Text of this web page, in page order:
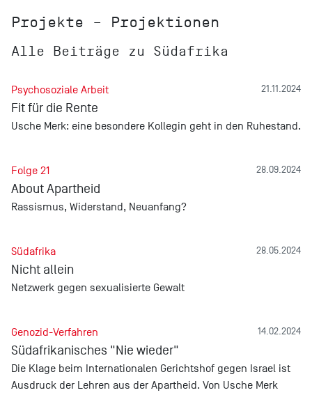
Projekte – Projektionen
Alle Beiträge zu Südafrika
21.11.2024
Psychosoziale Arbeit
Fit für die Rente
Usche Merk: eine besondere Kollegin geht in den Ruhestand.
28.09.2024
Folge 21
About Apartheid
Rassismus, Widerstand, Neuanfang?
28.05.2024
Südafrika
Nicht allein
Netzwerk gegen sexualisierte Gewalt
14.02.2024
Genozid-Verfahren
Südafrikanisches "Nie wieder"
Die Klage beim Internationalen Gerichtshof gegen Israel ist
Ausdruck der Lehren aus der Apartheid. Von Usche Merk